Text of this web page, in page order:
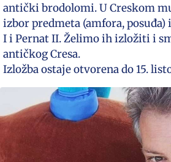
antički brodolomi. U Creskom
izbor predmeta (amfora,
I i Pernat II. Želimo ih izložiti i
antičkog Cresa.
Izložba ostaje otvorena do 15.